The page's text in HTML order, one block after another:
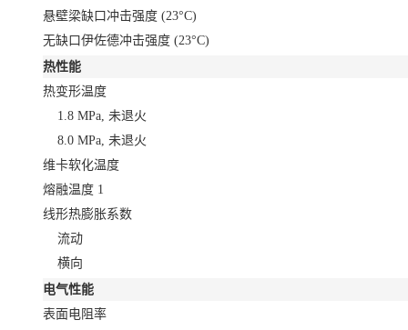
悬壁梁缺口冲击强度 (23°C)
无缺口伊佐德冲击强度 (23°C)
热性能
热变形温度
1.8 MPa, 未退火
8.0 MPa, 未退火
维卡软化温度
熔融温度 1
线形热膨胀系数
流动
横向
电气性能
表面电阻率